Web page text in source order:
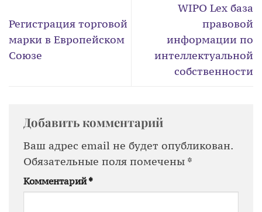
Регистрация торговой
марки в Европейском
Союзе
WIPO Lex база
правовой
информации по
интеллектуальной
собственности
Добавить комментарий
Ваш адрес email не будет опубликован.
Обязательные поля помечены *
Комментарий*